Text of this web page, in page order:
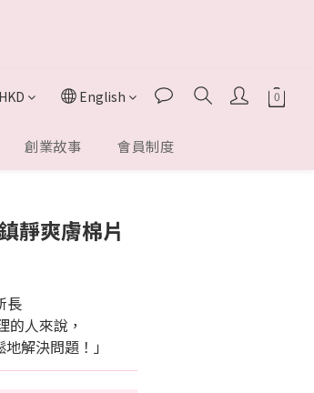
HKD English
創業故事 會員制度
靜爽膚棉片
長
的人來說，
解決問題！」